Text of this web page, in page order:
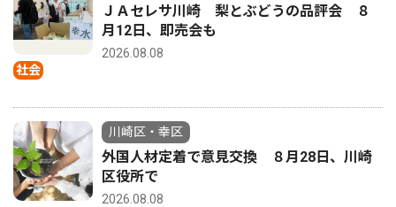
社会
ＪＡセレサ川崎 梨とぶどうの品評会 ８
月12日、即売会も
2026.08.08
川崎区・幸区
外国人材定着で意見交換 ８月28日、川崎
区役所で
2026.08.08